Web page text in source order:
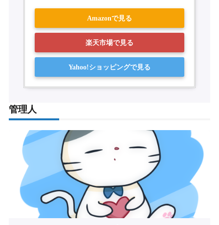
Amazonで見る
楽天市場で見る
Yahoo!ショッピングで見る
管理人